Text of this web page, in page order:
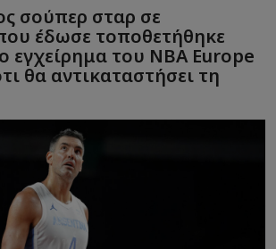
σούπερ σταρ σε
έδωσε τοποθετήθηκε
εγχείρημα του NBA Europe
θα αντικαταστήσει τη